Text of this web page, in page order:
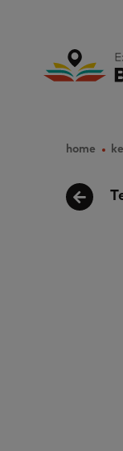
main
home